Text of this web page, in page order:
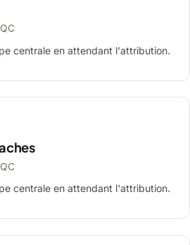
centrale en attendant l'attribution.
centrale en attendant l'attribution.